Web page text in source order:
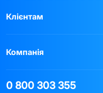
Клієнтам
Компанія
0 800 303 355